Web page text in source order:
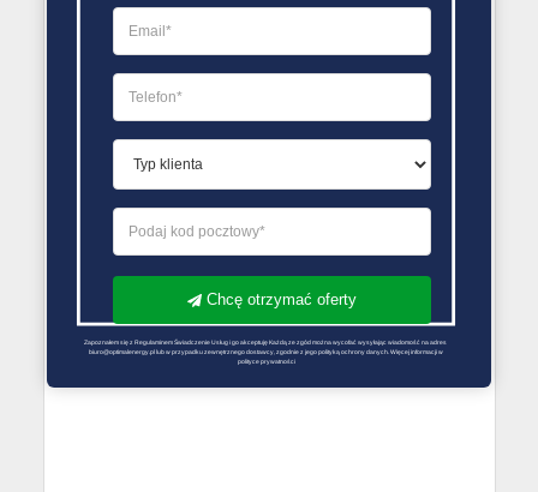
warunki będą jak najbardziej atrakcyjne..
Chcę otrzymać oferty
Zapoznałem się z Regulaminem Świadczenie Usług i go akceptuję Każdą ze zgód można wycofać wysyłając wiadomość na adres
biuro@optimalenergy.pl lub w przypadku zewnętrznego dostawcy, zgodnie z jego polityką ochrony danych. Więcej informacji w
polityce prywatności